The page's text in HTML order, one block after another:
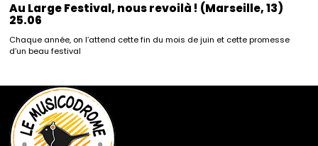
Au Large Festival, nous revoilà ! (Marseille, 13)
25.06
Chaque année, on l’attend cette fin du mois de juin et cette promesse
d’un beau festival